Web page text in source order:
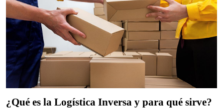
¿Qué es la Logística Inversa y para qué sirve?